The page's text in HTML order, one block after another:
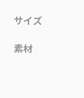
サイズ
素材